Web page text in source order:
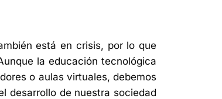
está en crisis, por lo que
la educación tecnológica
o aulas virtuales, debemos
desarrollo de nuestra sociedad